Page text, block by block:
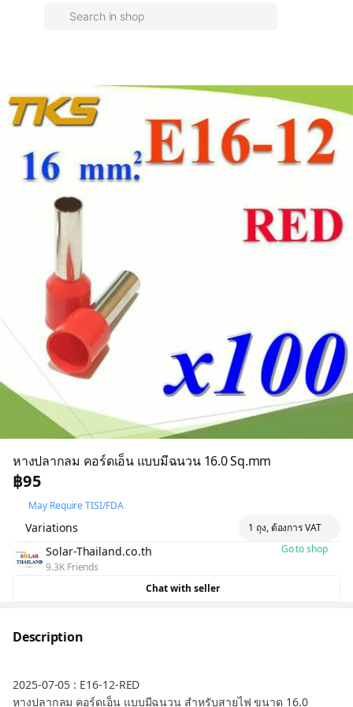
หางปลากลม คอร์ดเอ็น แบบมีฉนวน 16.0 Sq.mm
฿95
May Require TISI/FDA
Variations 1 ถุง, ต้องการ VAT
Solar-Thailand.co.th
9.3K Friends
Go to shop
Chat with seller
Description
2025-07-05 : E16-12-RED
หางปลากลม คอร์ดเอ็น แบบมีฉนวน สำหรับสายไฟ ขนาด 16.0